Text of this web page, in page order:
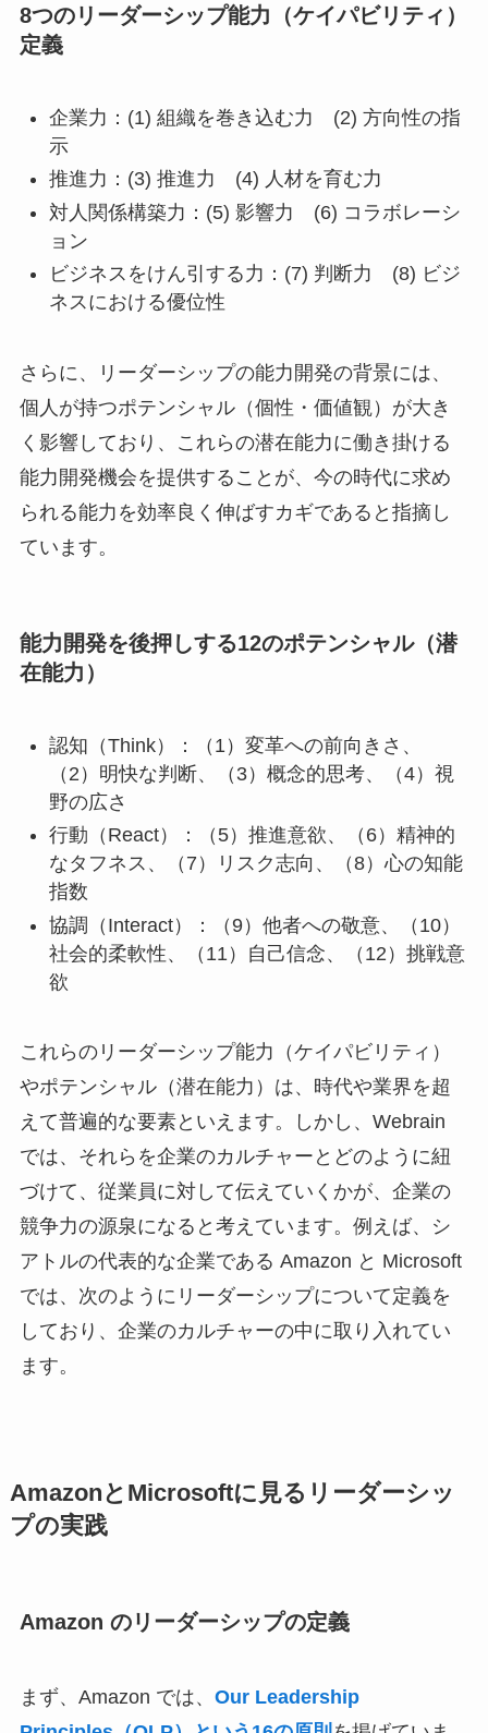
8つのリーダーシップ能力（ケイパビリティ）
定義
企業力：(1) 組織を巻き込む力 (2) 方向性の指
示
推進力：(3) 推進力 (4) 人材を育む力
対人関係構築力：(5) 影響力 (6) コラボレーシ
ョン
ビジネスをけん引する力：(7) 判断力 (8) ビジ
ネスにおける優位性
さらに、リーダーシップの能力開発の背景には、
個人が持つポテンシャル（個性・価値観）が大き
く影響しており、これらの潜在能力に働き掛ける
能力開発機会を提供することが、今の時代に求め
られる能力を効率良く伸ばすカギであると指摘し
ています。
能力開発を後押しする12のポテンシャル（潜
在能力）
認知（Think）：（1）変革への前向きさ、
（2）明快な判断、（3）概念的思考、（4）視
野の広さ
行動（React）：（5）推進意欲、（6）精神的
なタフネス、（7）リスク志向、（8）心の知能
指数
協調（Interact）：（9）他者への敬意、（10）
社会的柔軟性、（11）自己信念、（12）挑戦意
欲
これらのリーダーシップ能力（ケイパビリティ）
やポテンシャル（潜在能力）は、時代や業界を超
えて普遍的な要素といえます。しかし、Webrain
では、それらを企業のカルチャーとどのように紐
づけて、従業員に対して伝えていくかが、企業の
競争力の源泉になると考えています。例えば、シ
アトルの代表的な企業である Amazon と Microsoft
では、次のようにリーダーシップについて定義を
しており、企業のカルチャーの中に取り入れてい
ます。
AmazonとMicrosoftに見るリーダーシッ
プの実践
Amazon のリーダーシップの定義
まず、Amazon では、 Our Leadership